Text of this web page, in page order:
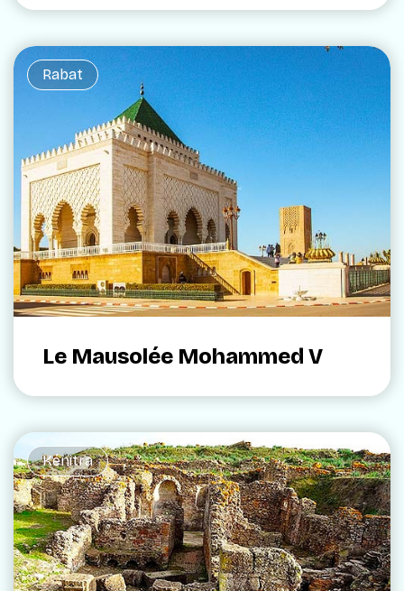
Rabat
Le Mausolée Mohammed V
Kénitra